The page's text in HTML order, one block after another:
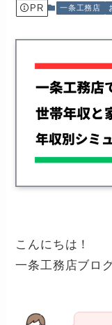
PR 一条工務店
こんにちは！
一条工務店ブロ